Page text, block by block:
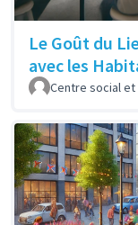
Le Goût du
avec les
Centre social et